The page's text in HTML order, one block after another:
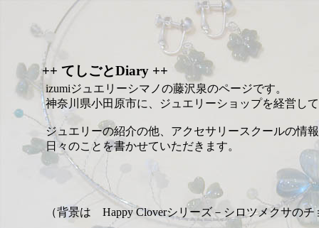
++ てしごとDiary ++
izumiジュエリーシマノの藤沢泉のページです。
神奈川県小田原市に、ジュエリーショップを経営し
ジュエリーの紹介の他、アクセサリースクールの情
日々のことを書かせていただきます。
（背景は Happy Cloverシリーズ－シロツメクサのチ